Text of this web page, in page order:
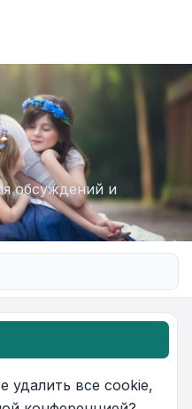
обсуждений и
удалить все cookie,